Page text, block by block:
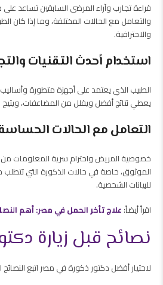
قراءة تجارب وآراء المرضى السابقين تساعد
والتعامل مع الحالات المختلفة، وما إذا كان
والاحترافية.
استخدام أحدث التقنيات
الطبيب الذي يعتمد على أجهزة متطورة
يعطي نتائج أفضل ويقلل من المضاعفات،
التعامل مع الحالات
خصوصية المريض واحترام سرية المعلومات
الموثوق، خاصة في حالات الذكورة التي
للبيانات الشخصية.
اقرأ أيضاً: علاج تأخر الحمل في مصر: أهم
نصائح قبل زيارة
لاختيار أفضل دكتور ذكورة في مصر اتبع النصائح